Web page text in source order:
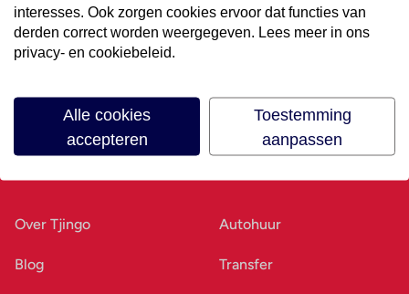
Over Tjingo
Blog
Autohuur
Transfer
interesses. Ook zorgen cookies ervoor dat functies van
derden correct worden weergegeven. Lees meer in ons
privacy- en cookiebeleid.
Alle cookies
accepteren
Toestemming
aanpassen